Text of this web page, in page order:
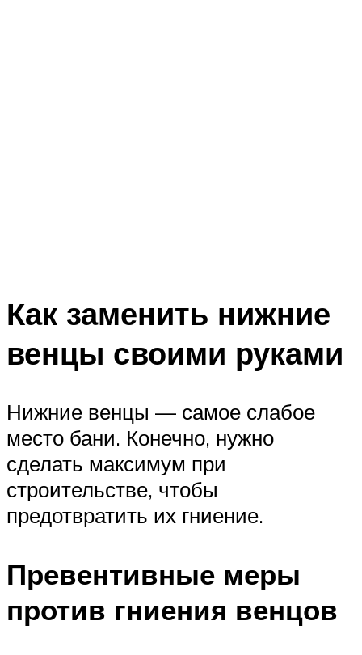
Как заменить нижние
венцы своими руками
Нижние венцы — самое слабое
место бани. Конечно, нужно
сделать максимум при
строительстве, чтобы
предотвратить их гниение.
Превентивные меры
против гниения венцов